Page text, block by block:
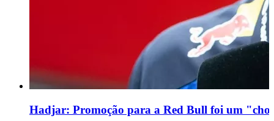
Hadjar: Promoção para a Red Bull foi um